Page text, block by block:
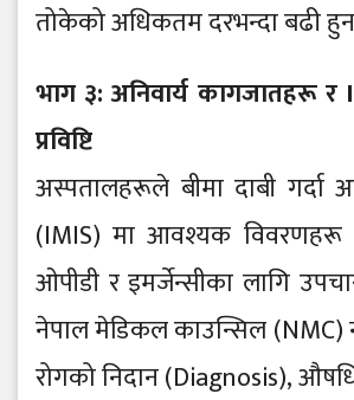
तोकेको अधिकतम दरभन्दा बढी
भाग ३: अनिवार्य कागजातहरू र
प्रविष्टि
अस्पतालहरूले बीमा दाबी गर्दा
(IMIS) मा आवश्यक विवरणहरू
ओपीडी र इमर्जेन्सीका लागि
नेपाल मेडिकल काउन्सिल (NMC)
रोगको निदान (Diagnosis), औषधि